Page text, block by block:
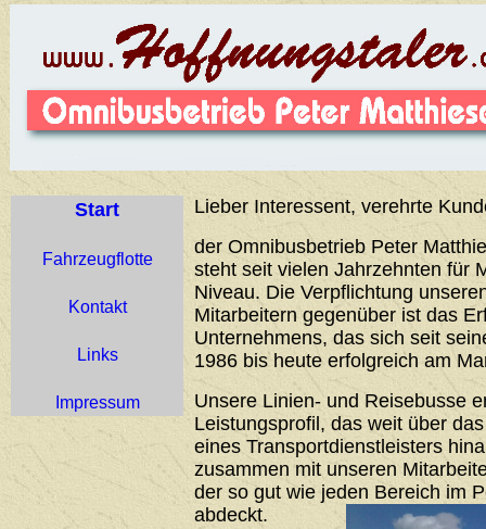
Start
Fahrzeugflotte
Kontakt
Links
Impressum
Lieber Interessent, verehrte
der Omnibusbetrieb Peter
steht seit vielen Jahrzehnten für
Niveau. Die Verpflichtung
Mitarbeitern gegenüber ist das
Unternehmens, das sich seit
1986 bis heute erfolgreich am
Unsere Linien- und Reisebusse
Leistungsprofil, das weit über
eines Transportdienstleisters
zusammen mit unseren
der so gut wie jeden Bereich im
abdeckt.